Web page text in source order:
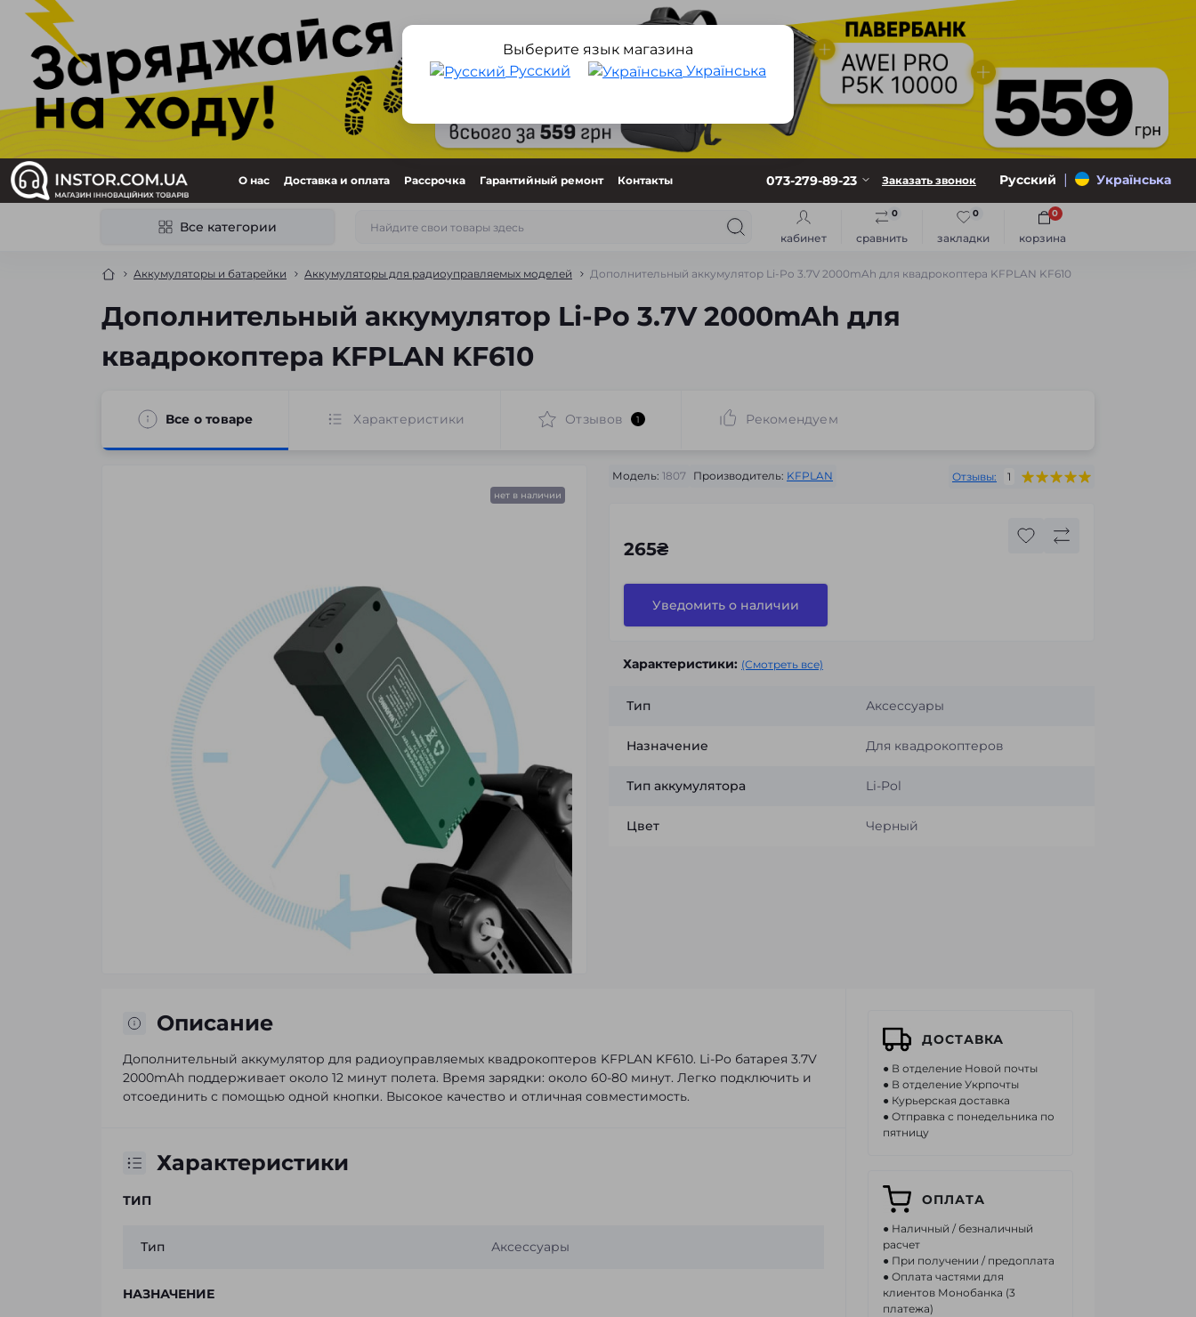
О нас Доставка и оплата Рассрочка Гарантийный ремонт Контакты 073-279-89-23 Заказать звонок Русский | Українська
Все категории
кабинет сравнить
0
закладки
0
корзина
0
Аккумуляторы и батарейки Аккумуляторы для радиоуправляемых моделей Дополнительный аккумулятор Li-Po 3.7V 2000mAh для квадрокоптера KFPLAN KF610
Выберите язык магазина
Русский
Українська
Дополнительный аккумулятор Li-Po 3.7V 2000mAh для
квадрокоптера KFPLAN KF610
Все о товаре Характеристики Отзывов 1 Рекомендуем
нет в наличии
Модель: 1807 Производитель: KFPLAN Отзывы: 1
265₴
Уведомить о наличии
Характеристики: (Смотреть все)
Тип Аксессуары
Назначение Для квадрокоптеров
Тип аккумулятора Li-Pol
Цвет Черный
Описание
Дополнительный аккумулятор для радиоуправляемых квадрокоптеров KFPLAN KF610. Li-Po батарея 3.7V
2000mAh поддерживает около 12 минут полета. Время зарядки: около 60-80 минут. Легко подключить и
отсоединить с помощью одной кнопки. Высокое качество и отличная совместимость.
Характеристики
ТИП
Тип Аксессуары
НАЗНАЧЕНИЕ
ДОСТАВКА
● В отделение Новой почты
● В отделение Укрпочты
● Курьерская доставка
● Отправка с понедельника по
пятницу
ОПЛАТА
● Наличный / безналичный
расчет
● При получении / предоплата
● Оплата частями для
клиентов Монобанка (3
платежа)